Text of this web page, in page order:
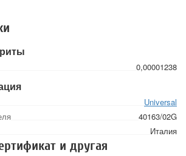
0,00001238
Universal
40163/02G
Италия
и другая